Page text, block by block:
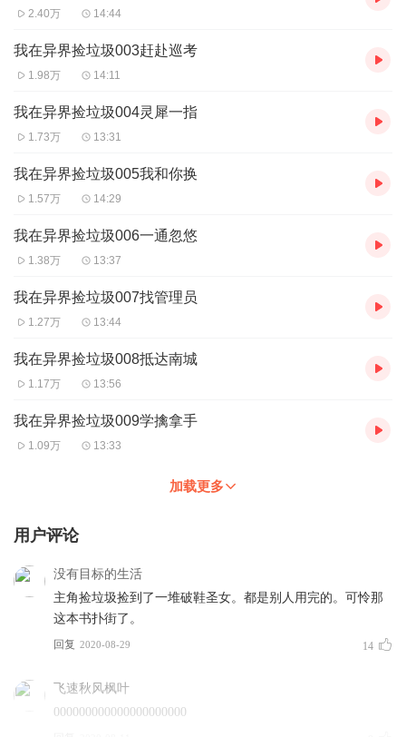
第二步：如果您无法联系上APP内在线客服，可关注【喜马拉雅付
第三步：如果在线客服都未取得联系，也可拨打客服电话：400-
838-5616
2.40万 14:44
我在异界捡垃圾003赶赴巡考
1.98万 14:11
我在异界捡垃圾004灵犀一指
1.73万 13:31
我在异界捡垃圾005我和你换
1.57万 14:29
我在异界捡垃圾006一通忽悠
1.38万 13:37
我在异界捡垃圾007找管理员
1.27万 13:44
我在异界捡垃圾008抵达南城
1.17万 13:56
我在异界捡垃圾009学擒拿手
1.09万 13:33
加载更多
用户评论
没有目标的生活
主角捡垃圾捡到了一堆破鞋圣女。都是别人用完的。可怜那
这本书扑街了。
回复 2020-08-29 14
飞速秋风枫叶
000000000000000000000